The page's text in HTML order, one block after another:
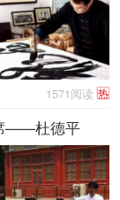
热
1571阅读
——杜德平